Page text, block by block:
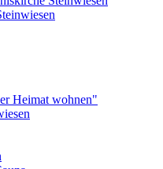
Heimat wohnen"